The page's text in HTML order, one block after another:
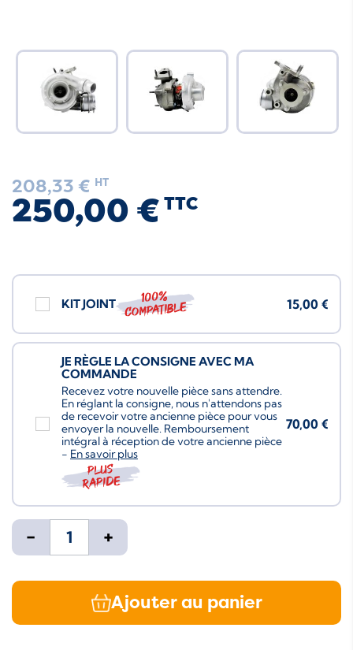
208,33 € HT
250,00 € TTC
KIT JOINT 100%
compatible 15,00 €
JE RÈGLE LA CONSIGNE AVEC MA
COMMANDE
Recevez votre nouvelle pièce sans attendre.
En réglant la consigne, nous n'attendons pas
de recevoir votre ancienne pièce pour vous
envoyer la nouvelle. Remboursement
intégral à réception de votre ancienne pièce
- En savoir plus
Plus
rapide
70,00 €
- +
Ajouter au panier